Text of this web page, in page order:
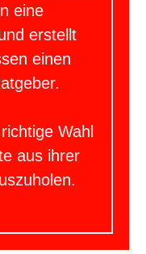
eine
erstellt
einen
Wahl
aus ihrer